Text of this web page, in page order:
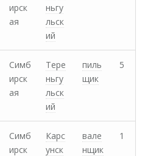
ирск
ая
ньгу
льск
ий
Симб
ирск
ая
Тере
ньгу
льск
ий
пиль
щик
5
Симб
ирск
Карс
унск
вале
нщик
1